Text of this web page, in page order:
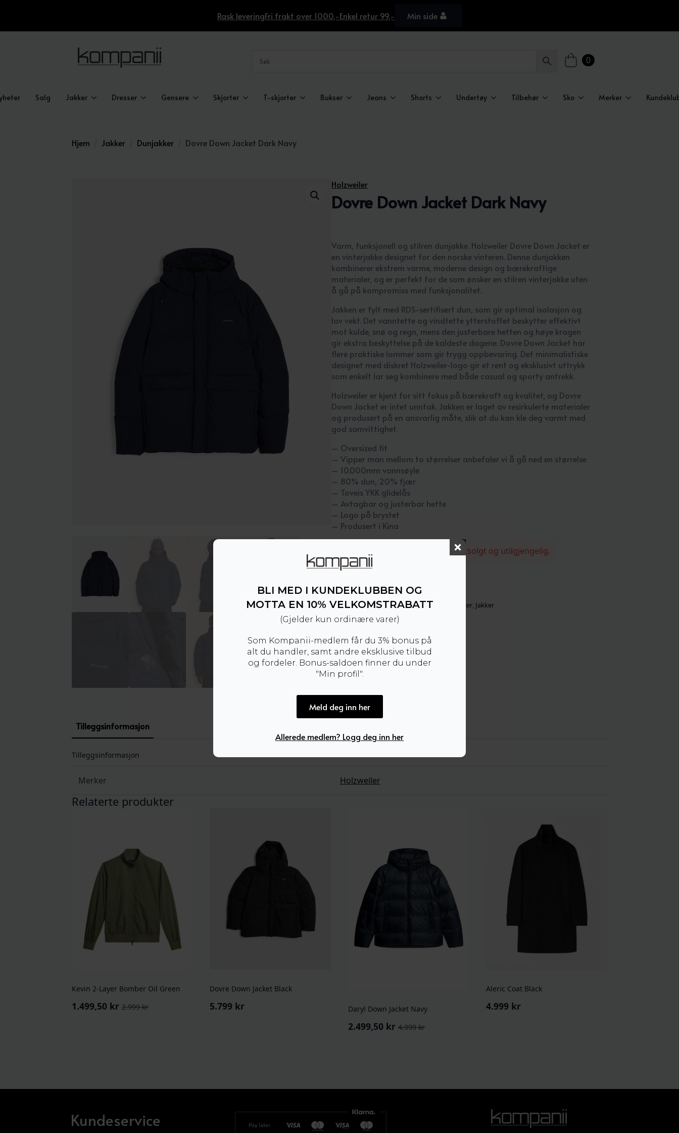
Rask leveringFri frakt over 1000,-Enkel retur 99,- Min side
0
Salg Jakker Dresser Gensere Skjorter T-skjorter Bukser Jeans Shorts Undertøy Tilbehør Sko Merker
Hjem Jakker Dunjakker Dovre Down Jacket Dark Navy
Holzweiler
Dovre Down Jacket Dark Navy
Varm, funksjonell og stilren dunjakke. Holzweiler Dovre Down Jacket er
en vinterjakke designet for den norske vinteren. Denne dunjakken
kombinerer ekstrem varme, moderne design og bærekraftige
materialer, og er perfekt for de som ønsker en stilren vinterjakke uten
å gå på kompromiss med funksjonalitet.
Jakken er fylt med RDS-sertifisert dun, som gir optimal isolasjon og
lav vekt. Det vanntette og vindtette ytterstoffet beskytter effektivt
mot kulde, snø og regn, mens den justerbare hetten og høye kragen
gir ekstra beskyttelse på de kaldeste dagene. Dovre Down Jacket har
flere praktiske lommer som gir trygg oppbevaring. Det minimalistiske
designet med diskret Holzweiler-logo gir et rent og eksklusivt uttrykk
som enkelt lar seg kombinere med både casual og sporty antrekk.
Holzweiler er kjent for sitt fokus på bærekraft og kvalitet, og Dovre
Down Jacket er intet unntak. Jakken er laget av resirkulerte materialer
og produsert på en ansvarlig måte, slik at du kan kle deg varmt med
god samvittighet.
– Oversized fit
– Vipper man mellom to størrelser anbefaler vi å gå ned en størrelse
– 10.000mm vannsøyle
– 80% dun, 20% fjær
– Toveis YKK glidelås
– Avtagbar og justerbar hette
– Logo på brystet
– Produsert i Kina
Dette produktet er for tiden utsolgt og utilgjengelig.
Produktnummer:101519 Kategorier: Dunjakker, Jakker
Tilleggsinformasjon
Tilleggsinformasjon
Merker Holzweiler
Relaterte produkter
Kevin 2-Layer Bomber Oil Green
2.999kr
Opprinnelig
1.499,50 kr
Nåværende
Dovre Down Jacket Black
5.799 kr
Daryl Down Jacket Navy
4.999kr
Opprinnelig
2.499,50 kr
Nåværende
Aleric Coat Black
4.999 kr
Kundeservice
BLI MED I KUNDEKLUBBEN OG
MOTTA EN 10% VELKOMSTRABATT
(Gjelder kun ordinære varer)
Som Kompanii-medlem får du 3% bonus på
alt du handler, samt andre eksklusive tilbud
og fordeler. Bonus-saldoen finner du under
"Min profil".
Meld deg inn her
Allerede medlem? Logg deg inn her